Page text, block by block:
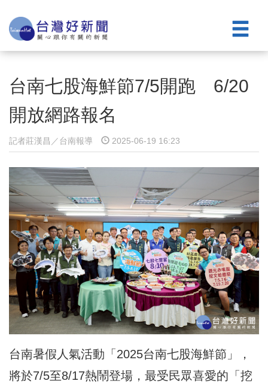
台南七股海鮮節7/5開跑 6/20
開放網路報名
記者莊漢昌／台南報導 2025-06-19 16:23
台南暑假人氣活動「2025台南七股海鮮節」，
將於7/5至8/17熱鬧登場，最受民眾喜愛的「挖